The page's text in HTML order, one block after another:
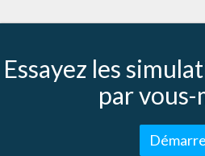
Essayez les
par vous-